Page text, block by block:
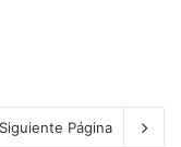
Siguiente Página